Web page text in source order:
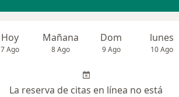
Hoy
7 Ago
Mañana
8 Ago
Dom
9 Ago
lunes
10 Ago
La reserva de citas en línea no está